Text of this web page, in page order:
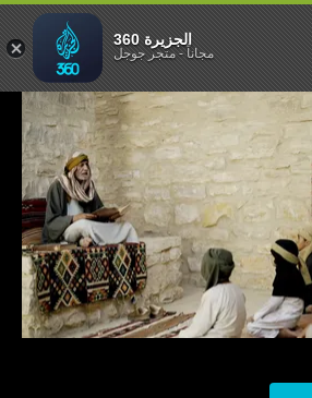
البُردَةالجزيرة 360
مجاناً-متجر جوجل